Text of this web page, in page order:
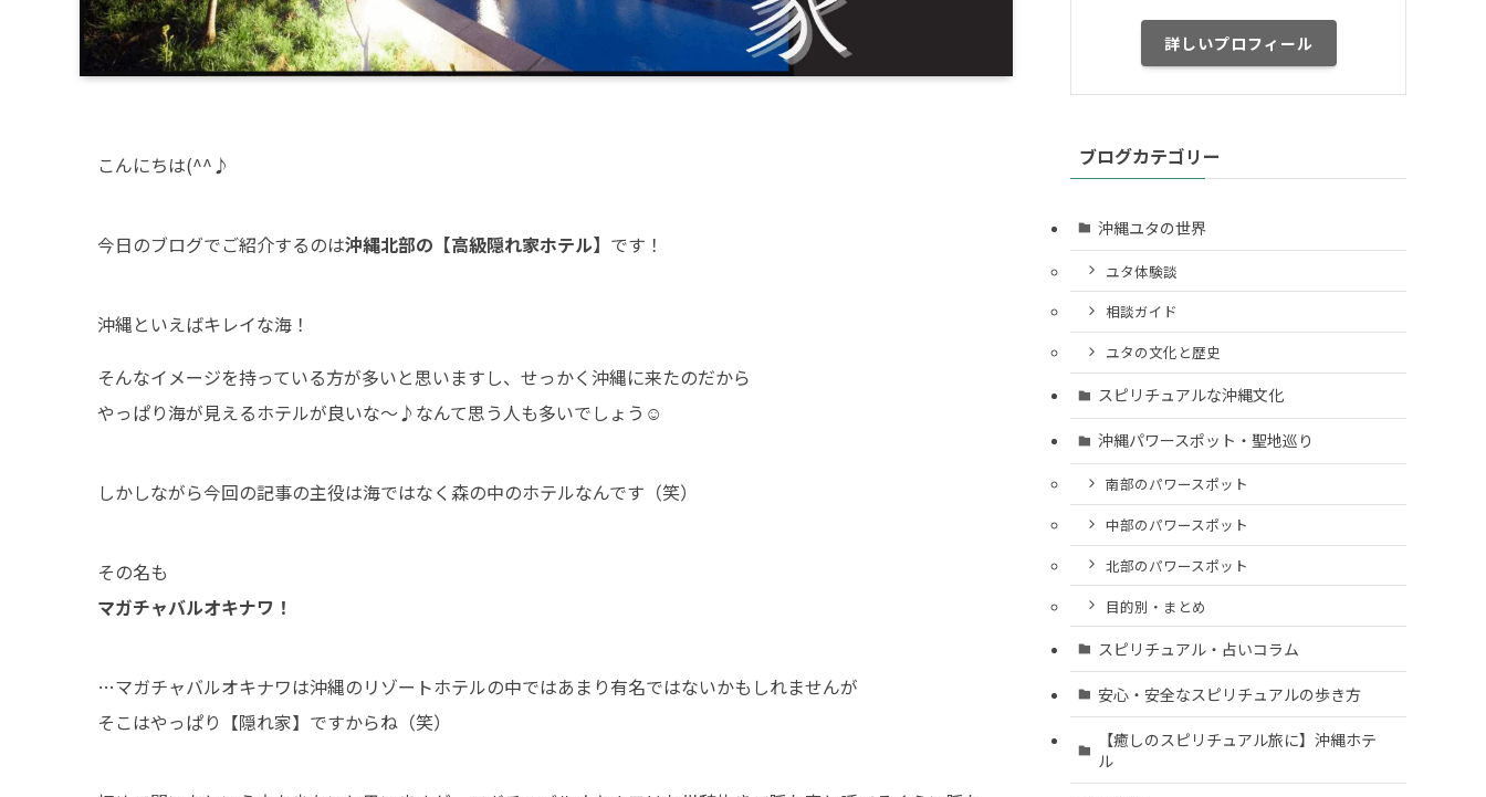
こんにちは(^^♪
今日のブログでご紹介するのは沖縄北部の【高級隠れ家ホテル】 です！
沖縄といえばキレイな海！
そんなイメージを持っている方が多いと思いますし、せっかく沖縄に来たのだから
やっぱり海が見えるホテルが良いな～♪なんて思う人も多いでしょう☺
しかしながら今回の記事の主役は海ではなく森の中のホテルなんです（笑）
その名も
マガチャバルオキナワ！
…マガチャバルオキナワは沖縄のリゾートホテルの中ではあまり有名ではないかもしれませんが
そこはやっぱり【隠れ家】ですからね（笑）
詳しいプロフィール
ブログカテゴリー
沖縄ユタの世界
ユタ体験談
相談ガイド
ユタの文化と歴史
スピリチュアルな沖縄文化
沖縄パワースポット・聖地巡り
南部のパワースポット
中部のパワースポット
北部のパワースポット
目的別・まとめ
スピリチュアル・占いコラム
安心・安全なスピリチュアルの歩き方
【癒しのスピリチュアル旅に】沖縄ホテ
ル